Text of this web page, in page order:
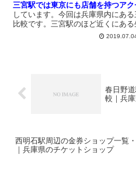
三宮駅では東京にも店舗を持つア
しています。今回は兵庫県内にあ
比較です。三宮駅のほど近くにあ
名です。紹介はグーグル検索「三
春日野
較｜兵
西明石駅周辺の金券ショップ一覧
｜兵庫県のチケットショップ